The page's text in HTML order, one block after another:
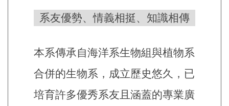
系友優勢、情義相挺、知識相傳
本系傳承自海洋系生物組與植物系
合併的生物系，成立歷史悠久，已
培育許多優秀系友且涵蓋的專業廣